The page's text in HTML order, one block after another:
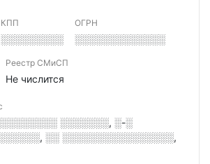
КПП
░░░░░░░░░
ОГРН
░░░░░░░░░░░░░
Реестр СМиСП
Не числится
░░░░░░░, ░-░
░░ ░░░░░░░░░░░░░░░░,